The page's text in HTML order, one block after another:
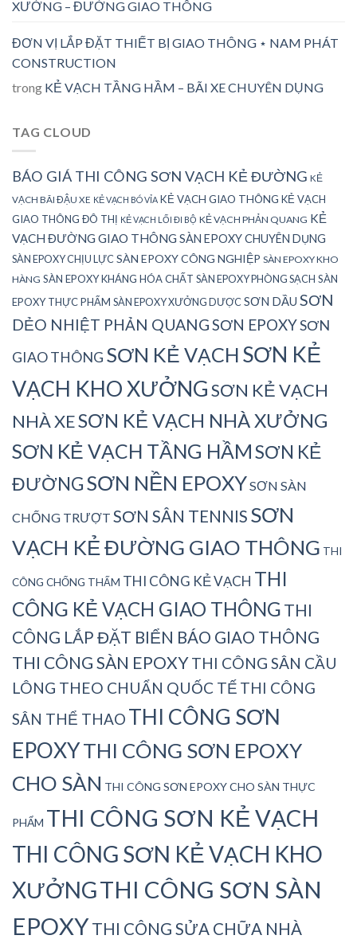
XƯỞNG – ĐƯỜNG GIAO THÔNG
ĐƠN VỊ LẮP ĐẶT THIẾT BỊ GIAO THÔNG ⋆ NAM PHÁT
CONSTRUCTION
trong KẺ VẠCH TẦNG HẦM – BÃI XE CHUYÊN DỤNG
TAG CLOUD
BÁO GIÁ THI CÔNG SƠN VẠCH KẺ ĐƯỜNG KẺ
VẠCH BÃI ĐẬU XE KẺ VẠCH BÓ VỈA KẺ VẠCH GIAO THÔNG KẺ VẠCH
GIAO THÔNG ĐÔ THỊ KẺ VẠCH LỐI ĐI BỘ KẺ VẠCH PHẢN QUANG KẺ
VẠCH ĐƯỜNG GIAO THÔNG SÀN EPOXY CHUYÊN DỤNG
SÀN EPOXY CHỊU LỰCSÀN EPOXY CÔNG NGHIỆP SÀN EPOXY KHO
HÀNG SÀN EPOXY KHÁNG HÓA CHẤT SÀN EPOXY PHÒNG SẠCH SÀN
EPOXY THỰC PHẨM SÀN EPOXY XƯỞNG DƯỢCSƠN DẦU SƠN
DẺO NHIỆT PHẢN QUANGSƠN EPOXYSƠN
GIAO THÔNG SƠN KẺ VẠCH SƠN KẺ
VẠCH KHO XƯỞNGSƠN KẺ VẠCH
NHÀ XESƠN KẺ VẠCH NHÀ XƯỞNG
SƠN KẺ VẠCH TẦNG HẦMSƠN KẺ
ĐƯỜNGSƠN NỀN EPOXYSƠN SÀN
CHỐNG TRƯỢT SƠN SÂN TENNIS SƠN
VẠCH KẺ ĐƯỜNG GIAO THÔNG THI
CÔNG CHỐNG THẤM THI CÔNG KẺ VẠCH THI
CÔNG KẺ VẠCH GIAO THÔNG THI
CÔNG LẮP ĐẶT BIỂN BÁO GIAO THÔNG
THI CÔNG SÀN EPOXYTHI CÔNG SÂN CẦU
LÔNG THEO CHUẨN QUỐC TẾ THI CÔNG
SÂN THỂ THAO THI CÔNG SƠN
EPOXYTHI CÔNG SƠN EPOXY
CHO SÀN THI CÔNG SƠN EPOXY CHO SÀN THỰC
PHẨM THI CÔNG SƠN KẺ VẠCH
THI CÔNG SƠN KẺ VẠCH KHO
XƯỞNGTHI CÔNG SƠN SÀN
EPOXYTHI CÔNG SỬA CHỮA NHÀ